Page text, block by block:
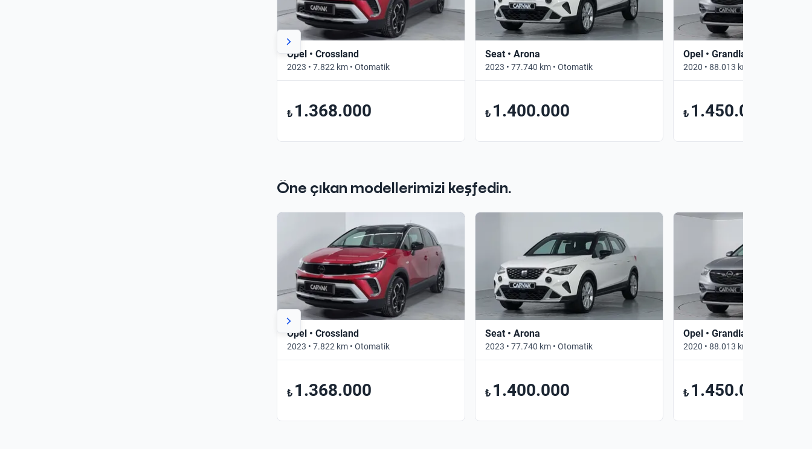
Opel • Crossland
2023 • 7.822 km • Otomatik
₺ 1.368.000
Seat • Arona
2023 • 77.740 km • Otomatik
₺ 1.400.000
Opel • Grandland X
2020 • 88.013 km • Otomatik
₺ 1.450.000
Öne çıkan modellerimizi keşfedin.
Opel • Crossland
2023 • 7.822 km • Otomatik
₺ 1.368.000
Seat • Arona
2023 • 77.740 km • Otomatik
₺ 1.400.000
Opel • Grandland X
2020 • 88.013 km • Otomatik
₺ 1.450.000